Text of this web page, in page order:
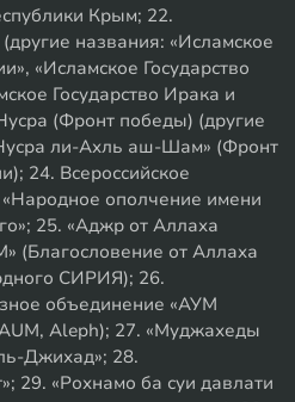
Крым; 22.
названия: «Исламское
«Исламское Государство
Государство Ирака и
(Фронт победы) (другие
ли-Ахль аш-Шам» (Фронт
24. Всероссийское
ополчение имени
25. «Аджр от Аллаха
(Благословение от Аллаха
СИРИЯ); 26.
объединение «АУМ
Aleph); 27. «Муджахеды
Джихад»; 28.
29. «Рохнамо ба суи давлати